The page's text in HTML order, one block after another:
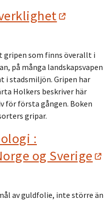
gripen som finns överallt i
på många landskapsvapen
i stadsmiljön. Gripen har
Holkers beskriver här
för första gången. Boken
gripar.
:
og Sverige
av guldfolie, inte större än